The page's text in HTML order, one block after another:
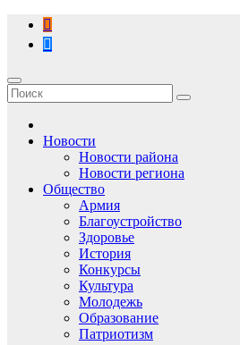
Перейти
содержимому
Новости
Новости района
Новости региона
Общество
Армия
Благоустройство
Здоровье
История
Конкурсы
Культура
Молодежь
Образование
Патриотизм